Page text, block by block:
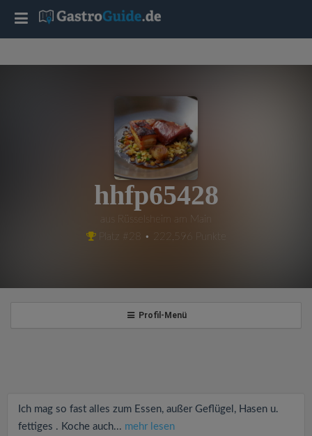
hhfp65428
aus Rüsselsheim am Main
Platz #28 • 222,596 Punkte
Profil-Menü
Ich mag so fast alles zum Essen, außer Geflügel, Hasen u.
fettiges . Koche auch... mehr lesen
T
a